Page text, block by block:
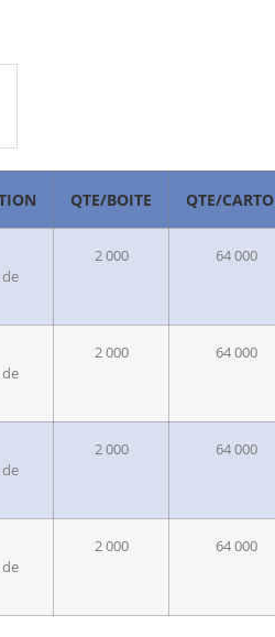
QTE/BOITE QTE/
2 000 64 000
2 000 64 000
2 000 64 000
2 000 64 000